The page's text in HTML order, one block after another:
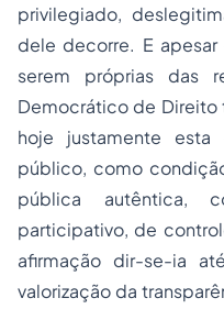
privilegiado,
dele decorre. E
serem próprias das
Democrático de
hoje justamente
público, como
pública autêntica,
participativo, de
afirmação dir-se-ia
valorização da